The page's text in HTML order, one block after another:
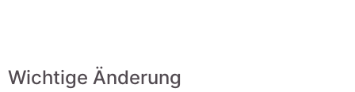
Wichtige Änderung